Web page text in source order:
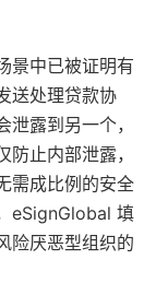
景中已被证明有
送处理贷款协
露到另一个，
止内部泄露，
需成比例的安全
eSignGlobal 填
险厌恶型组织的